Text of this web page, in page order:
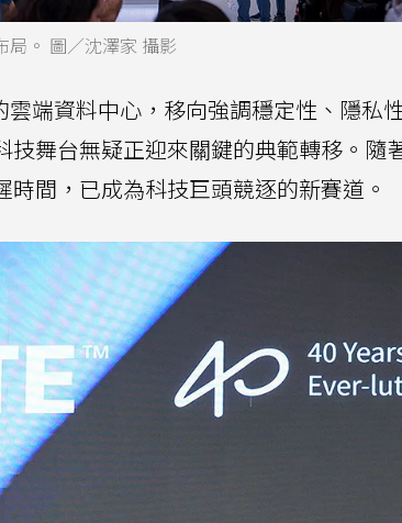
局。 圖／沈澤家 攝影
端資料中心，移向強調穩定性、隱私
舞台無疑正迎來關鍵的典範轉移。隨
間，已成為科技巨頭競逐的新賽道。